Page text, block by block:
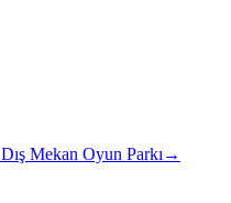
Dış Mekan Oyun Parkı →